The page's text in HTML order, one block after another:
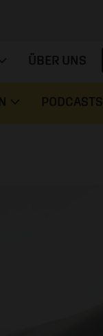
ÜBER UNS
PODCASTS